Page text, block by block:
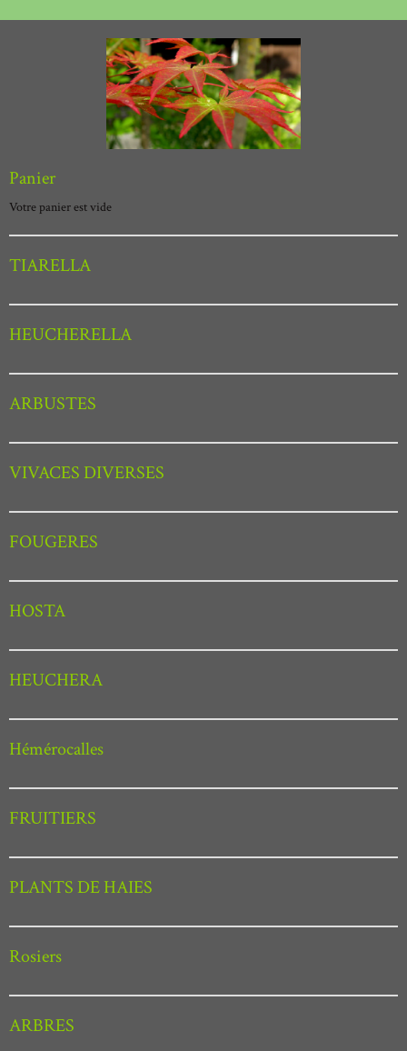
Panier
Votre panier est vide
TIARELLA
HEUCHERELLA
ARBUSTES
VIVACES DIVERSES
FOUGERES
HOSTA
HEUCHERA
Hémérocalles
FRUITIERS
PLANTS DE HAIES
Rosiers
ARBRES